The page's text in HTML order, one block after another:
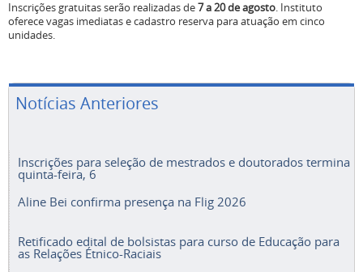
Inscrições gratuitas serão realizadas de7 a 20 de agosto. Instituto
oferece vagas imediatas e cadastro reserva para atuação em cinco
unidades.
Notícias Anteriores
Inscrições para seleção de mestrados e doutorados termina
quinta-feira, 6
Aline Bei confirma presença na Flig 2026
Retificado edital de bolsistas para curso de Educação para
as Relações Étnico-Raciais